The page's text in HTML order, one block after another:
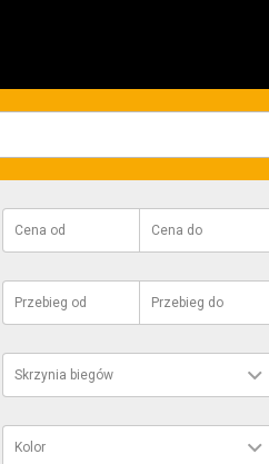
Cena od Cena do
Przebieg od Przebieg do
Skrzynia biegów
Kolor